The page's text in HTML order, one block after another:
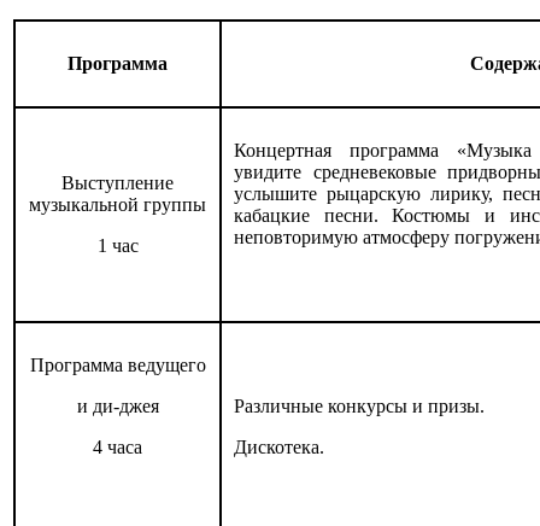
Программа
Выступление
музыкальной группы
1 час
Концертная программа
увидите средневековые
услышите рыцарскую лирику,
кабацкие песни. Костюмы и
неповторимую атмосферу
Программа ведущего
и ди-джея
4 часа
Различные конкурсы и призы.
Дискотека.